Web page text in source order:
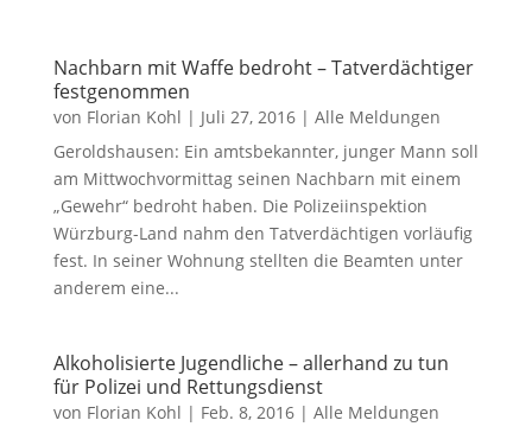
Nachbarn mit Waffe bedroht – Tatverdächtiger
festgenommen
von Florian Kohl | Juli 27, 2016| Alle Meldungen
Geroldshausen: Ein amtsbekannter, junger Mann soll
am Mittwochvormittag seinen Nachbarn mit einem
„Gewehr“ bedroht haben. Die Polizeiinspektion
Würzburg-Land nahm den Tatverdächtigen vorläufig
fest. In seiner Wohnung stellten die Beamten unter
anderem eine...
Alkoholisierte Jugendliche – allerhand zu tun
für Polizei und Rettungsdienst
von Florian Kohl | Feb. 8, 2016| Alle Meldungen